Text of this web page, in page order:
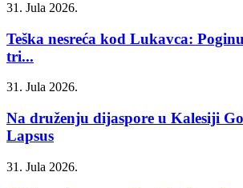
31. Jula 2026.
Teška nesreća kod Lukavca:
tri...
31. Jula 2026.
Na druženju dijaspore u Kalesiji
Lapsus
31. Jula 2026.